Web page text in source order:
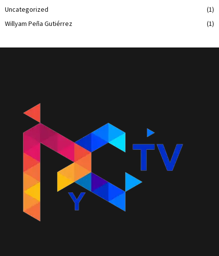
Uncategorized
(1)
Willyam Peña Gutiérrez
(1)